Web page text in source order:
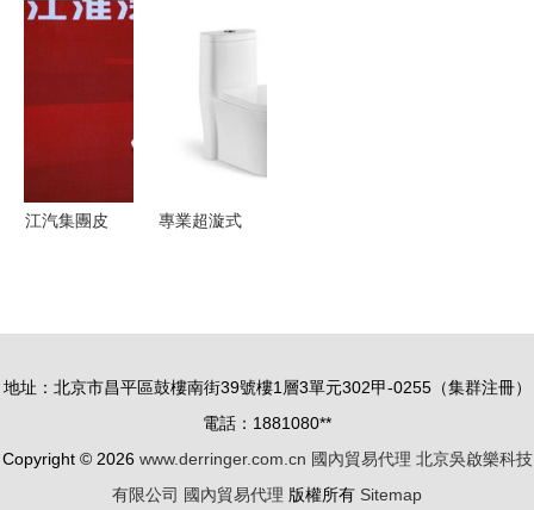
易代理的角
色與挑戰
造國內貿易
江汽集團皮
目標，深耕
理
專業超漩式
地址：北京市昌平區鼓樓南街39號樓1層3單元302甲-0255（集群注冊）
電話：1881080**
Copyright © 2026 www.derringer.com.cn 國內貿易代理 北京吳啟樂科技
有限公司 國內貿易代理 版權所有 Sitemap